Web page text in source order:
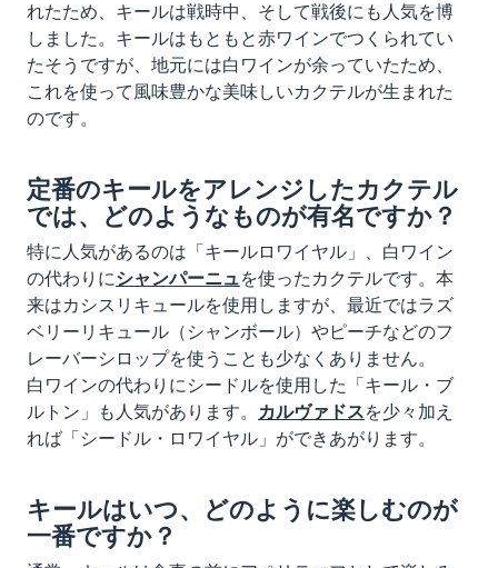
れたため、キールは戦時中、そして戦後にも人気を博
しました。キールはもともと赤ワインでつくられてい
たそうですが、地元には白ワインが余っていたため、
これを使って風味豊かな美味しいカクテルが生まれた
のです。
定番のキールをアレンジしたカクテル
では、どのようなものが有名ですか？
特に人気があるのは「キールロワイヤル」、白ワイン
の代わりにシャンパーニュを使ったカクテルです。本
来はカシスリキュールを使用しますが、最近ではラズ
ベリーリキュール（シャンボール）やピーチなどのフ
レーバーシロップを使うことも少なくありません。
白ワインの代わりにシードルを使用した「キール・ブ
ルトン」も人気があります。 カルヴァドスを少々加え
れば「シードル・ロワイヤル」ができあがります。
キールはいつ、どのように楽しむのが
一番ですか？